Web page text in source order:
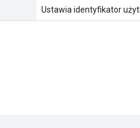
Ustawia identyfikator